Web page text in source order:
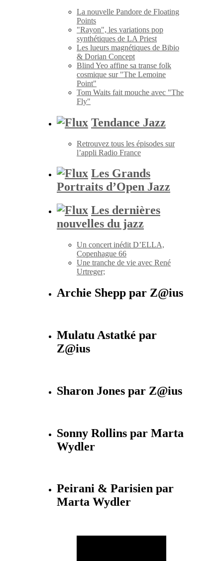
La nouvelle Pandore de Floating
Points
"Rayon", les variations pop
synthétiques de LA Priest
Les lueurs magnétiques de Bibio
& Dorian Concept
Blind Yeo affine sa transe folk
cosmique sur "The Lemoine
Point"
Tom Waits fait mouche avec "The
Fly"
Tendance Jazz
Retrouvez tous les épisodes sur
l’appli Radio France
Les Grands
Portraits d’Open Jazz
Les dernières
nouvelles du jazz
Un concert inédit D’ELLA,
Copenhague 66
Une tranche de vie avec René
Urtreger;
Archie Shepp par Z@ius
Mulatu Astatké par
Z@ius
Sharon Jones par Z@ius
Sonny Rollins par Marta
Wydler
Peirani & Parisien par
Marta Wydler